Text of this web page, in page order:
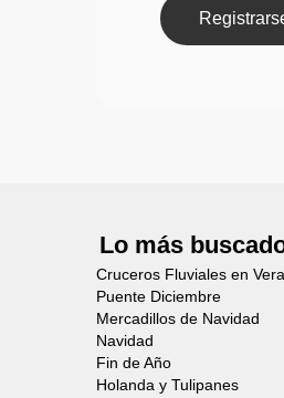
Lo más
Cruceros Fluviales en
Puente Diciembre
Mercadillos de Navidad
Navidad
Fin de Año
Holanda y Tulipanes